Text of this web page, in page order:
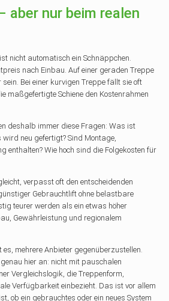
aber nur beim realen
nicht automatisch ein Schnäppchen.
nach Einbau. Auf einer geraden Treppe
Bei einer kurvigen Treppe fällt sie oft
maßgefertigte Schiene den Kostenrahmen
deshalb immer diese Fragen: Was ist
neu gefertigt? Sind Montage,
enthalten? Wie hoch sind die Folgekosten für
verpasst oft den entscheidenden
Gebrauchtlift ohne belastbare
teurer werden als ein etwas höher
Gewährleistung und regionalem
mehrere Anbieter gegenüberzustellen.
hier an: nicht mit pauschalen
Vergleichslogik, die Treppenform,
Verfügbarkeit einbezieht. Das ist vor allem
ob ein gebrauchtes oder ein neues System